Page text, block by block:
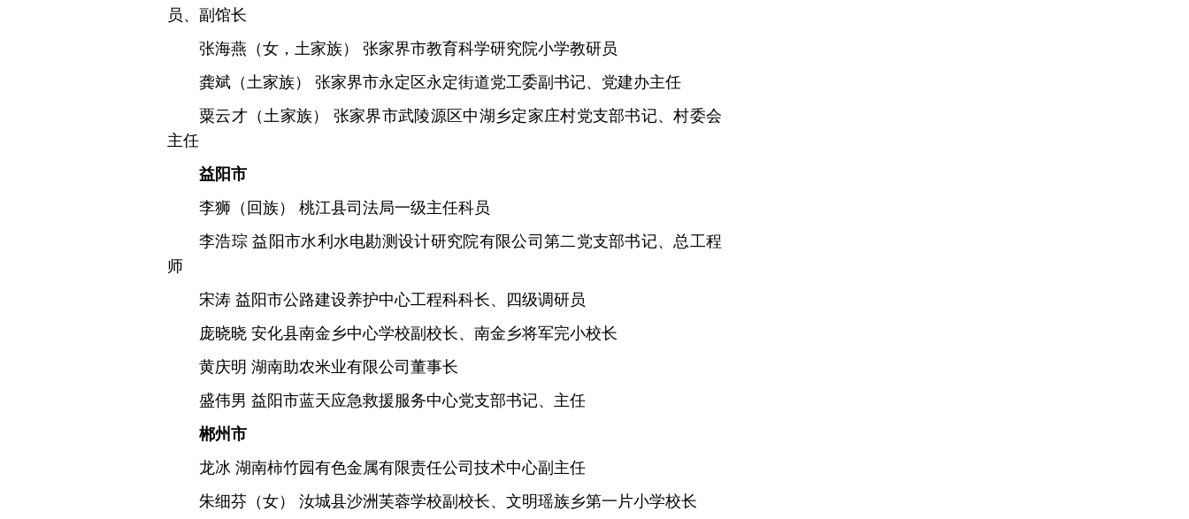
员、副馆长
张海燕（女，土家族） 张家界市教育科学研究院小学教研员
龚斌（土家族） 张家界市永定区永定街道党工委副书记、党建办主任
粟云才（土家族） 张家界市武陵源区中湖乡定家庄村党支部书记、村委会
主任
益阳市
李狮（回族） 桃江县司法局一级主任科员
李浩琮 益阳市水利水电勘测设计研究院有限公司第二党支部书记、总工程
师
宋涛 益阳市公路建设养护中心工程科科长、四级调研员
庞晓晓 安化县南金乡中心学校副校长、南金乡将军完小校长
黄庆明 湖南助农米业有限公司董事长
盛伟男 益阳市蓝天应急救援服务中心党支部书记、主任
郴州市
龙冰 湖南柿竹园有色金属有限责任公司技术中心副主任
朱细芬（女） 汝城县沙洲芙蓉学校副校长、文明瑶族乡第一片小学校长